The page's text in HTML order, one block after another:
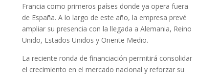
Francia como primeros países donde ya opera fuera
de España. A lo largo de este año, la empresa prevé
ampliar su presencia con la llegada a Alemania, Reino
Unido, Estados Unidos y Oriente Medio.
La reciente ronda de financiación permitirá consolidar
el crecimiento en el mercado nacional y reforzar su